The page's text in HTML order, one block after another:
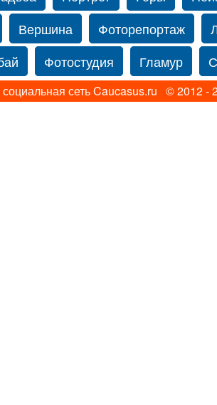
Вершина Фоторепортаж
Фотостудия Гламур
Перевал Свадьба фото
социальная сеть Caucasus.ru © 2012 -